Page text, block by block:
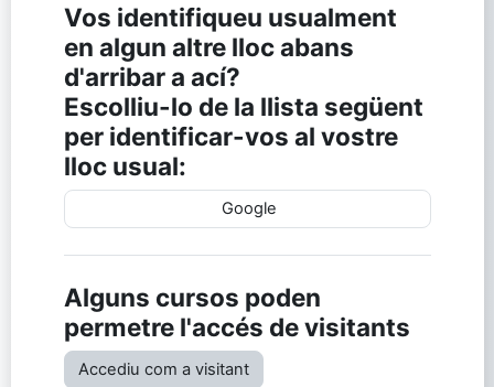
Vos identifiqueu usualment
en algun altre lloc abans
d'arribar a ací?
Escolliu-lo de la llista següent
per identificar-vos al vostre
lloc usual:
Google
Alguns cursos poden
permetre l'accés de visitants
Accediu com a visitant